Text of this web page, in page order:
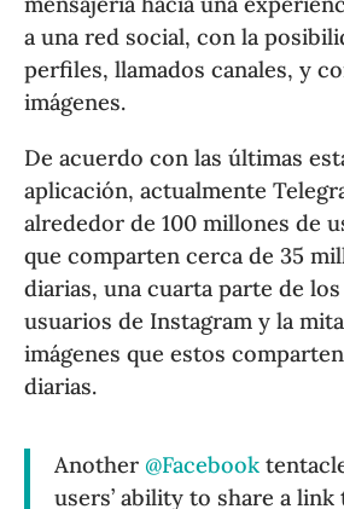
a una red social, con la
perfiles, llamados canales, y
imágenes.
De acuerdo con las últimas
aplicación, actualmente
alrededor de 100 millones de
que comparten cerca de 35
diarias, una cuarta parte de
usuarios de Instagram y la
imágenes que estos
diarias.
Another @Facebook
users’ ability to share a